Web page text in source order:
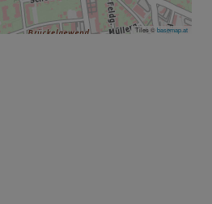
Tiles ©basemap.at